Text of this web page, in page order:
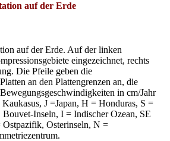
auf der Erde
auf der Erde. Auf der linken
eingezeichnet, rechts
Die Pfeile geben die
an den Plattengrenzen an, die
in cm/Jahr
J =Japan, H = Honduras, S =
Inseln, I = Indischer Ozean, SE
Ostpazifik, Osterinseln, N =